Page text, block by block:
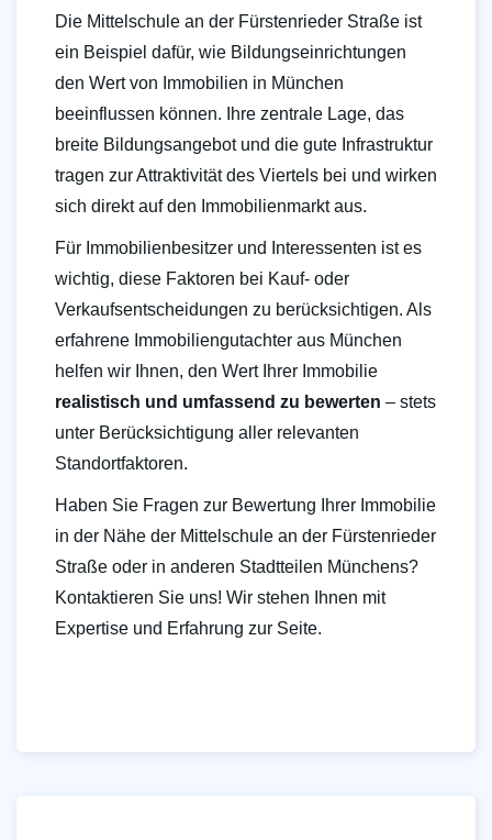
Die Mittelschule an der Fürstenrieder Straße ist
ein Beispiel dafür, wie Bildungseinrichtungen
den Wert von Immobilien in München
beeinflussen können. Ihre zentrale Lage, das
breite Bildungsangebot und die gute Infrastruktur
tragen zur Attraktivität des Viertels bei und wirken
sich direkt auf den Immobilienmarkt aus.
Für Immobilienbesitzer und Interessenten ist es
wichtig, diese Faktoren bei Kauf- oder
Verkaufsentscheidungen zu berücksichtigen. Als
erfahrene Immobiliengutachter aus München
helfen wir Ihnen, den Wert Ihrer Immobilie
realistisch und umfassend zu bewerten – stets
unter Berücksichtigung aller relevanten
Standortfaktoren.
Haben Sie Fragen zur Bewertung Ihrer Immobilie
in der Nähe der Mittelschule an der Fürstenrieder
Straße oder in anderen Stadtteilen Münchens?
Kontaktieren Sie uns! Wir stehen Ihnen mit
Expertise und Erfahrung zur Seite.